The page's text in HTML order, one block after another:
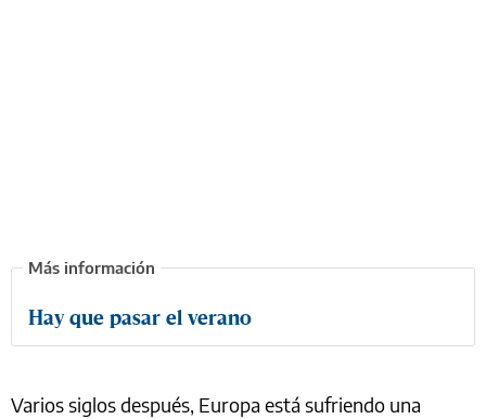
Hay que pasar el verano
Varios siglos después, Europa está sufriendo una